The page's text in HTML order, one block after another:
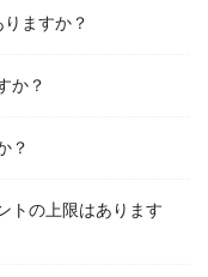
ますか？
か？
？
トの上限はあります